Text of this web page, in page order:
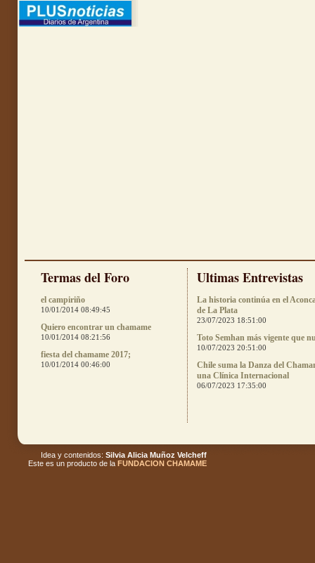
Termas del Foro
el campiriño
10/01/2014 08:49:45
Quiero encontrar un chamame
10/01/2014 08:21:56
fiesta del chamame 2017;
10/01/2014 00:46:00
Ultimas Entrevistas
La historia continúa en el
de La Plata
23/07/2023 18:51:00
Toto Semhan más vigente que
10/07/2023 20:51:00
Chile suma la Danza del
una Clínica Internacional
06/07/2023 17:35:00
Idea y contenidos: Silvia Alicia Muñoz Velcheff
Este es un producto de la FUNDACION CHAMAME